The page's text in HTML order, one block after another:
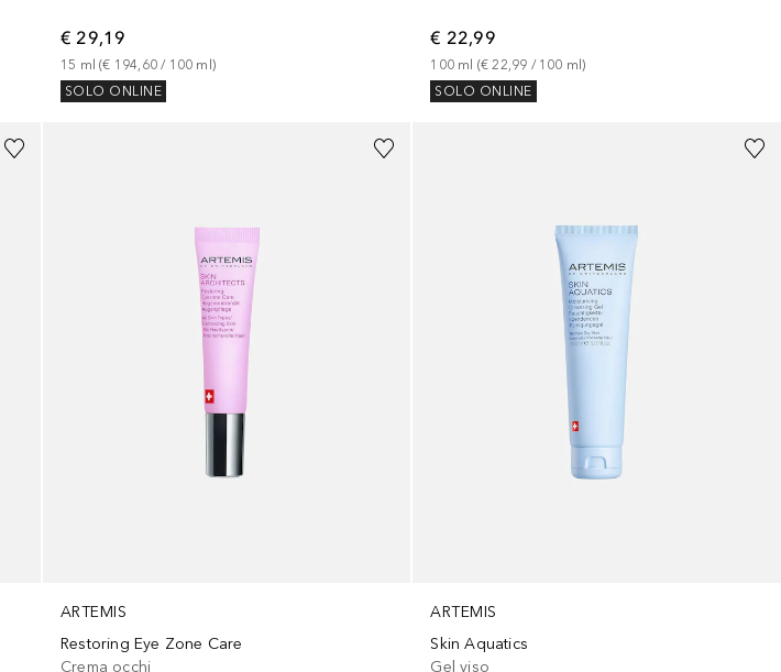
€ 29,19
15 ml (€ 194,60 / 100 ml )
SOLO ONLINE
€ 22,99
100 ml (€ 22,99 / 100 ml)
SOLO ONLINE
ARTEMIS
Restoring Eye Zone Care
Crema occhi
ARTEMIS
Skin Aquatics
Gel viso